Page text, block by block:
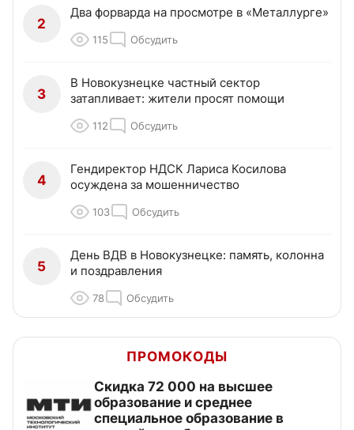
2
Два форварда на просмотре в «Металлурге»
115 Обсудить
3
В Новокузнецке частный сектор
затапливает: жители просят помощи
112 Обсудить
4
Гендиректор НДСК Лариса Косилова
осуждена за мошенничество
103 Обсудить
5
День ВДВ в Новокузнецке: память, колонна
и поздравления
78 Обсудить
ПРОМОКОДЫ
Скидка 72 000 на высшее
образование и среднее
специальное образование в